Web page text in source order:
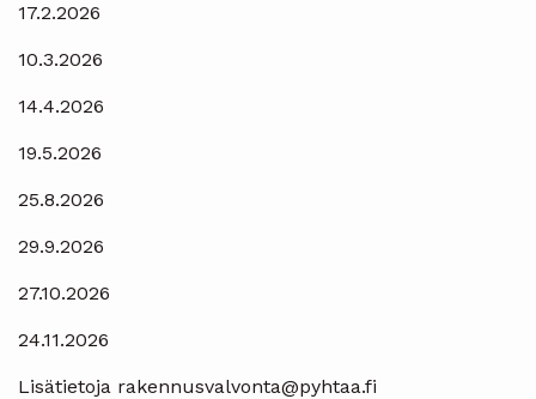
17.2.2026
10.3.2026
14.4.2026
19.5.2026
25.8.2026
29.9.2026
27.10.2026
24.11.2026
Lisätietoja rakennusvalvonta@pyhtaa.fi